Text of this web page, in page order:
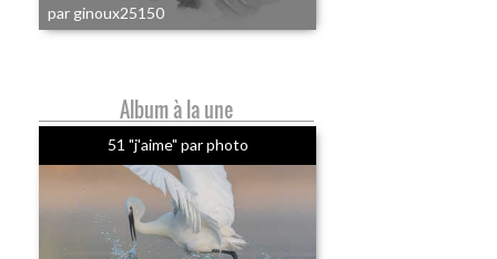
par ginoux25150
Album à la une
51 "j'aime" par photo